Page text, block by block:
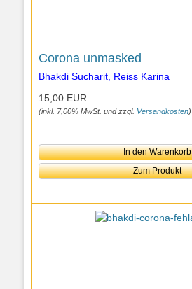
Corona unmasked
Bhakdi Sucharit, Reiss Karina
15,00 EUR
(inkl. 7,00% MwSt. und zzgl. Versandkosten)
In den Warenkorb
Zum Produkt